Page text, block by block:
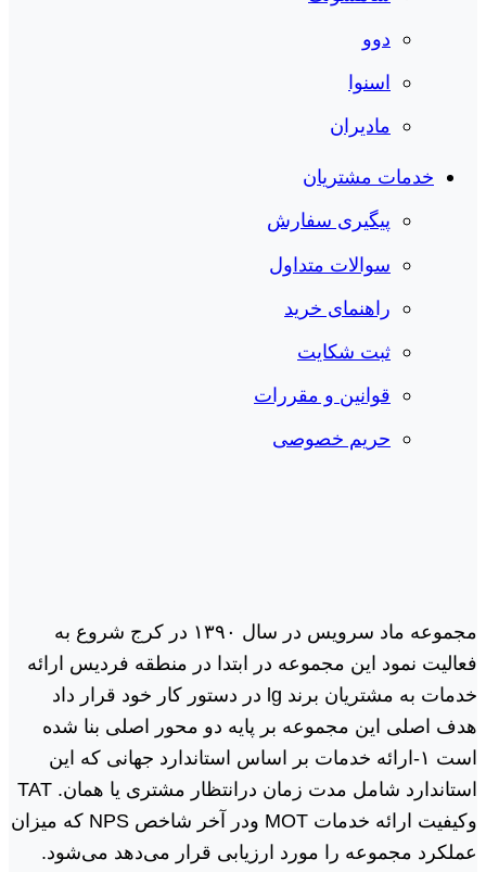
دوو
اسنوا
مادیران
خدمات مشتریان
پیگیری سفارش
سوالات متداول
راهنمای خرید
ثبت شکایت
قوانین و مقررات
حریم خصوصی
مجموعه ماد سرویس در سال ١٣٩٠ در کرج شروع به
فعالیت نمود این مجموعه در ابتدا در منطقه فردیس ارائه
خدمات به مشتریان برند lg در دستور کار خود قرار داد
هدف اصلی این مجموعه بر پایه دو محور اصلی بنا شده
است ١-ارائه خدمات بر اساس استاندارد جهانی که این
استاندارد شامل مدت زمان درانتظار مشتری یا همان. TAT
وکیفیت ارائه خدمات MOT ودر آخر شاخص NPS که میزان
عملکرد مجموعه را مورد ارزیابی قرار می‌دهد می‌شود.